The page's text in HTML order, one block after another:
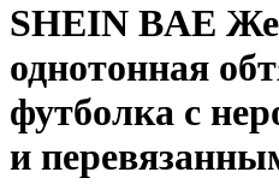
SHEIN BAE
однотонная
футболка с
и